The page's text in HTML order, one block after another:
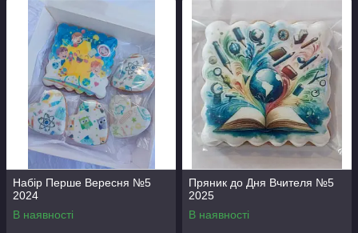
Набір Перше Вересня №5
2024
В наявності
Пряник до Дня Вчителя №5
2025
В наявності